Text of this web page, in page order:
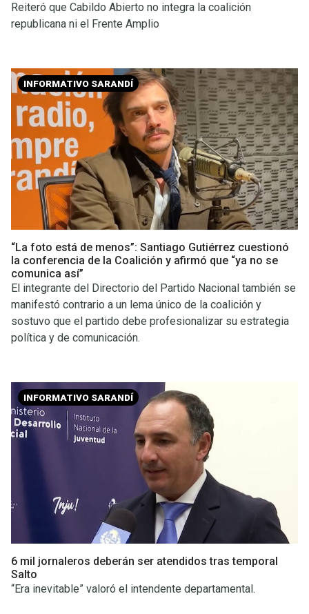
Reiteró que Cabildo Abierto no integra la coalición
republicana ni el Frente Amplio
INFORMATIVO SARANDÍ
“La foto está de menos”: Santiago Gutiérrez cuestionó
la conferencia de la Coalición y afirmó que “ya no se
comunica así”
El integrante del Directorio del Partido Nacional también se
manifestó contrario a un lema único de la coalición y
sostuvo que el partido debe profesionalizar su estrategia
política y de comunicación.
INFORMATIVO SARANDÍ
6 mil jornaleros deberán ser atendidos tras temporal
Salto
“Era inevitable” valoró el intendente departamental.